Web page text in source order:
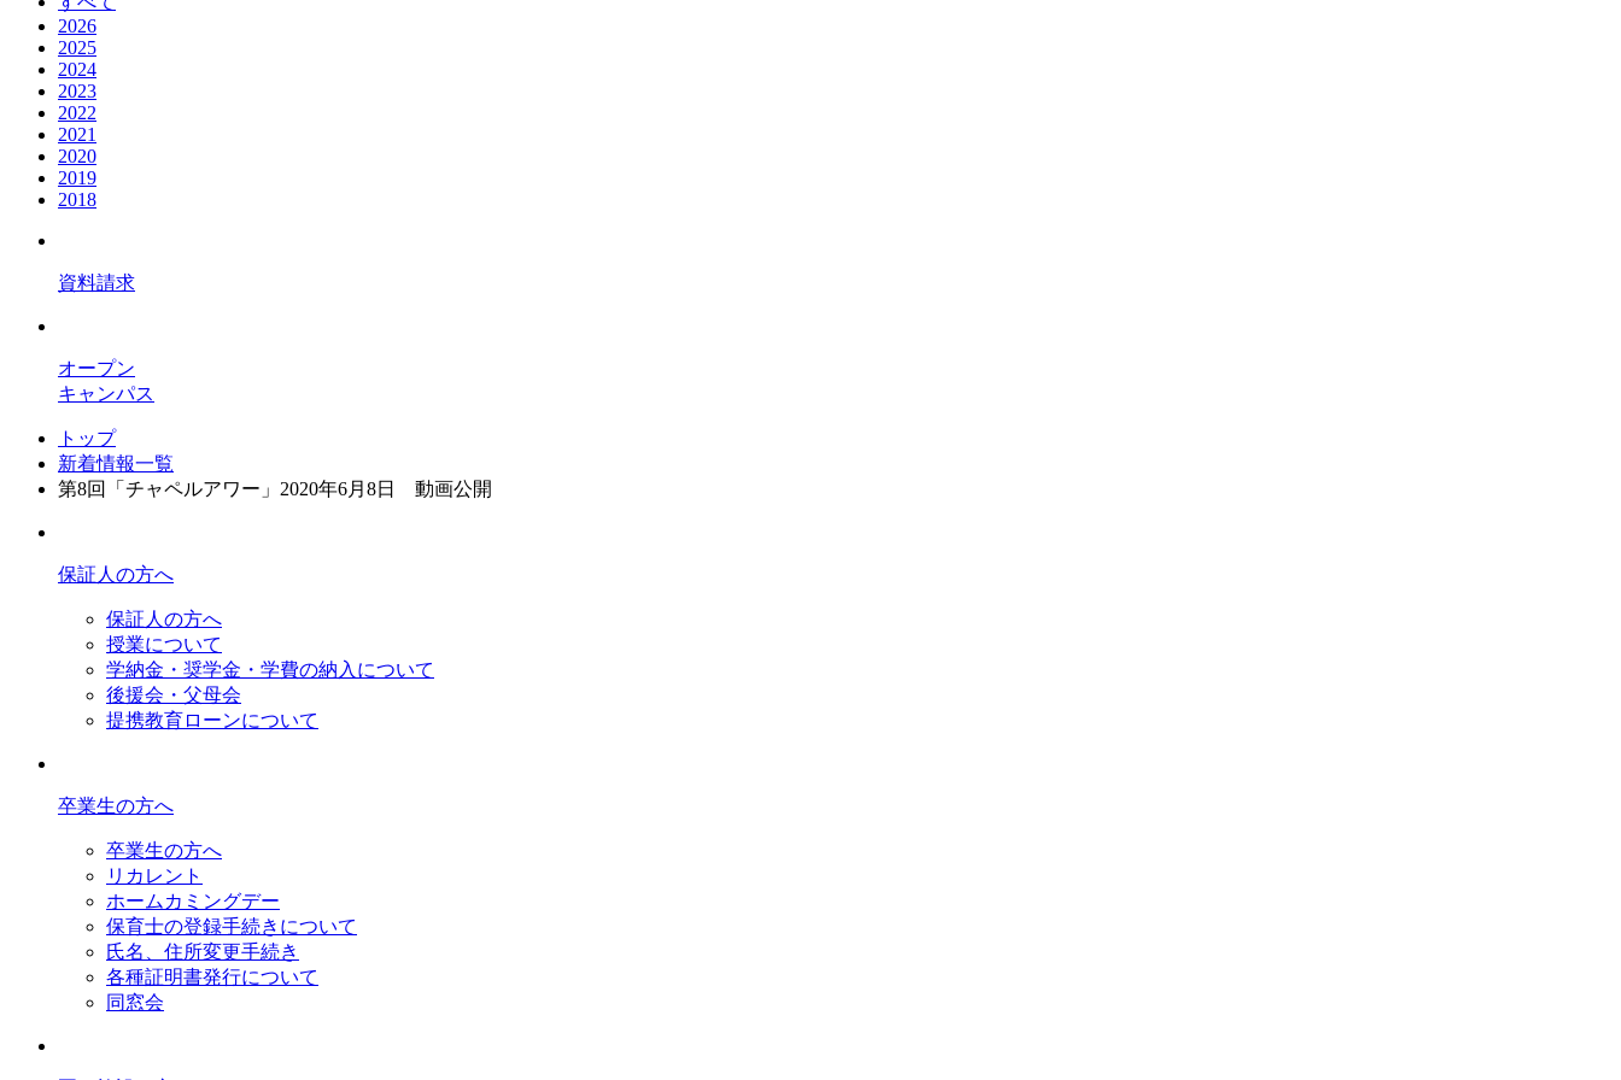
2026
2025
2024
2023
2022
2021
2020
2019
2018
資料請求
オープン
キャンパス
トップ
新着情報一覧
第8回「チャペルアワー」2020年6月8日 動画公開
保証人の方へ
保証人の方へ
授業について
学納金・奨学金・学費の納入について
後援会・父母会
提携教育ローンについて
卒業生の方へ
卒業生の方へ
リカレント
ホームカミングデー
保育士の登録手続きについて
氏名、住所変更手続き
各種証明書発行について
同窓会